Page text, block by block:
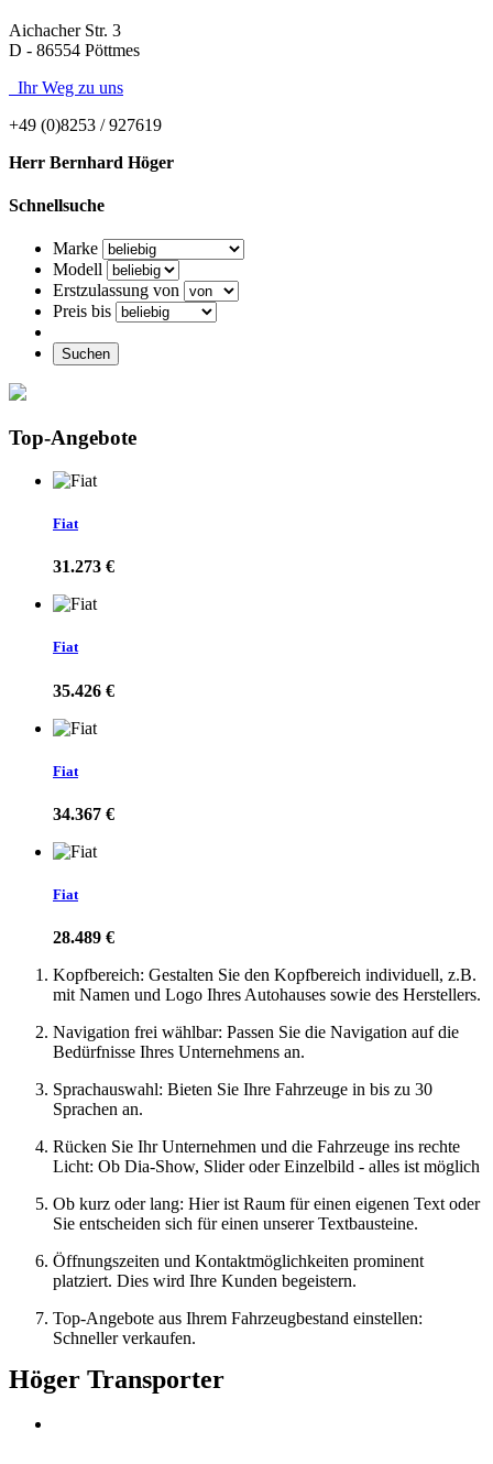
Aichacher Str. 3
D - 86554 Pöttmes
Ihr Weg zu uns
+49 (0)8253 / 927619
Herr Bernhard Höger
Schnellsuche
Marke
Modell
Erstzulassung von
Preis bis
Suchen
Top-Angebote
Fiat
31.273 €
Fiat
35.426 €
Fiat
34.367 €
Fiat
28.489 €
Kopfbereich: Gestalten Sie den Kopfbereich individuell, z.B.
mit Namen und Logo Ihres Autohauses sowie des Herstellers.
Navigation frei wählbar: Passen Sie die Navigation auf die
Bedürfnisse Ihres Unternehmens an.
Sprachauswahl: Bieten Sie Ihre Fahrzeuge in bis zu 30
Sprachen an.
Rücken Sie Ihr Unternehmen und die Fahrzeuge ins rechte
Licht: Ob Dia-Show, Slider oder Einzelbild - alles ist möglich
Ob kurz oder lang: Hier ist Raum für einen eigenen Text oder
Sie entscheiden sich für einen unserer Textbausteine.
Öffnungszeiten und Kontaktmöglichkeiten prominent
platziert. Dies wird Ihre Kunden begeistern.
Top-Angebote aus Ihrem Fahrzeugbestand einstellen:
Schneller verkaufen.
Höger Transporter